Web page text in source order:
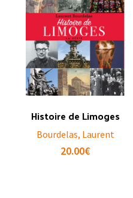
Histoire de Limoges
Bourdelas, Laurent
20.00€